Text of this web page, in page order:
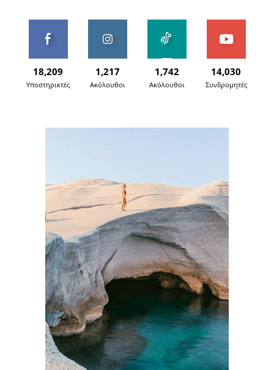
18,209
Υποστηρικτές
1,217
Ακόλουθοι
1,742
Ακόλουθοι
14,030
Συνδρομητές